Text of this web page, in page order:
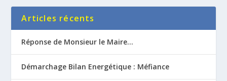
Articles récents
Réponse de Monsieur le Maire…
Démarchage Bilan Energétique : Méfiance